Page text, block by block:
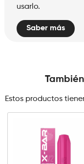
usarlo.
Saber más
Estos productos